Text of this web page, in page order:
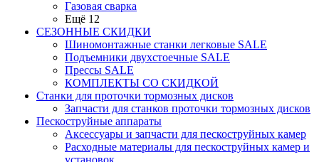
Газовая сварка
Ещё 12
СЕЗОННЫЕ СКИДКИ
Шиномонтажные станки легковые SALE
Подъемники двухстоечные SALE
Прессы SALE
КОМПЛЕКТЫ СО СКИДКОЙ
Станки для проточки тормозных дисков
Запчасти для станков проточки тормозных дисков
Пескоструйные аппараты
Аксессуары и запчасти для пескоструйных камер
Расходные материалы для пескоструйных камер и
установок